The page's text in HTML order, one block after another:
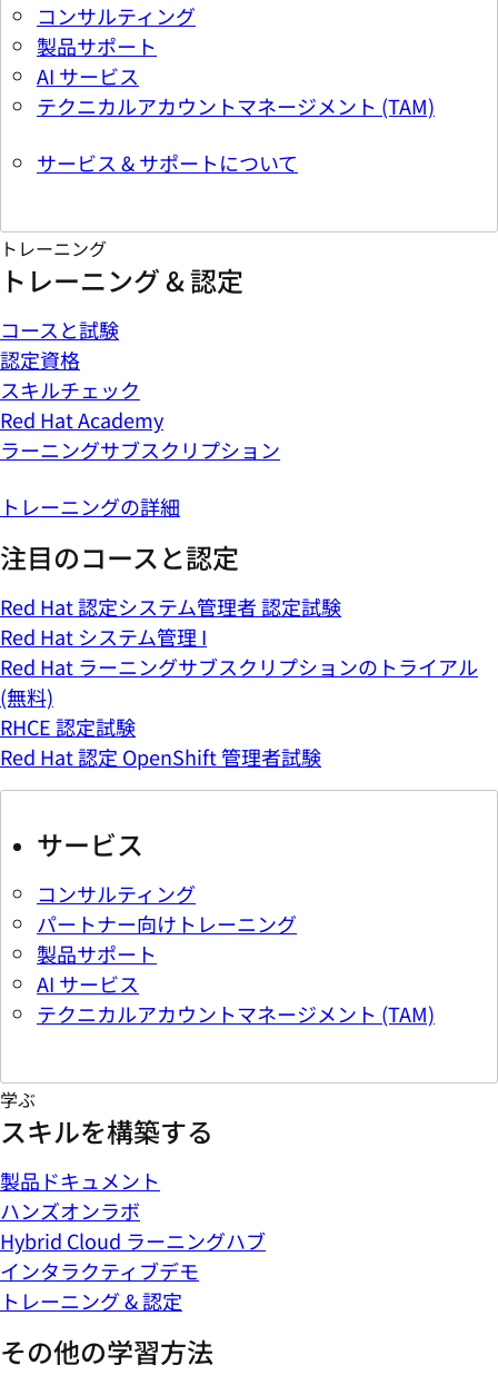
コンサルティング
製品サポート
AI サービス
テクニカルアカウントマネージメント (TAM)
サービス & サポートについて
トレーニング
トレーニング & 認定
コースと試験
認定資格
スキルチェック
Red Hat Academy
ラーニングサブスクリプション
トレーニングの詳細
注目のコースと認定
Red Hat 認定システム管理者 認定試験
Red Hat システム管理 I
Red Hat ラーニングサブスクリプションのトライアル
(無料)
RHCE 認定試験
Red Hat 認定 OpenShift 管理者試験
サービス
コンサルティング
パートナー向けトレーニング
製品サポート
AI サービス
テクニカルアカウントマネージメント (TAM)
学ぶ
スキルを構築する
製品ドキュメント
ハンズオンラボ
Hybrid Cloud ラーニングハブ
インタラクティブデモ
トレーニング & 認定
その他の学習方法